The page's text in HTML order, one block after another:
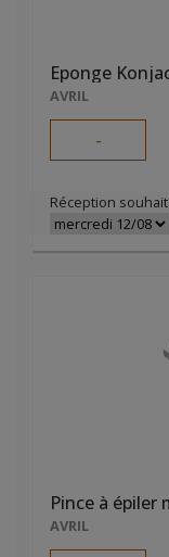
Eponge
AVRIL
-
Réception
Pince à épiler
AVRIL